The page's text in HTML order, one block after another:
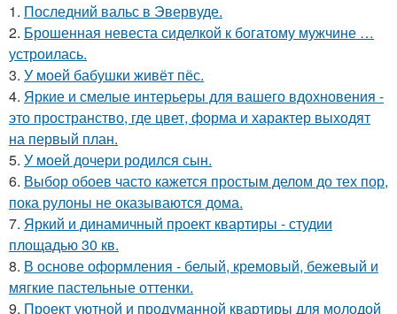
1. Последний вальс в Эвервуде.
2. Брошенная невеста сиделкой к богатому мужчине …
устроилась.
3. У моей бабушки живёт пёс.
4. Яркие и смелые интерьеры для вашего вдохновения -
это пространство, где цвет, форма и характер выходят
на первый план.
5. У моей дочери родился сын.
6. Выбор обоев часто кажется простым делом до тех пор,
пока рулоны не оказываются дома.
7. Яркий и динамичный проект квартиры - студии
площадью 30 кв.
8. В основе оформления - белый, кремовый, бежевый и
мягкие пастельные оттенки.
9. Проект уютной и продуманной квартиры для молодой